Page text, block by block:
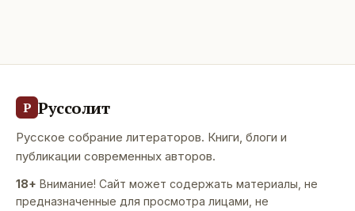
Р Руссолит
Русское собрание литераторов. Книги, блоги и
публикации современных авторов.
18+ Внимание! Сайт может содержать материалы, не
предназначенные для просмотра лицами, не